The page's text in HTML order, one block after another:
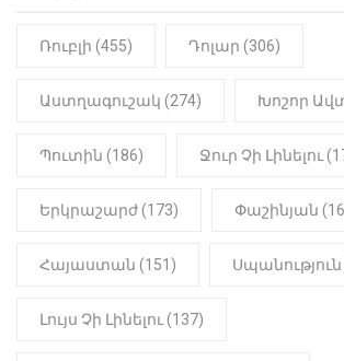
ԼՈՒՐԵՐ 19:15
կսահմանվի․ Հայտնի
օգտվելու դրանից
Ինչու է Վիվիեն
նկարահանումների
(Տեսանյութ)
Ռուբլի (455) Դոլար (306)
Աստղագուշակ (274) Խոշոր
Պուտին (186) Ջուր Չի Լինելու
Երկրաշարժ (173) Փաշինյան
Հայաստան (151) Սպանություն
Լույս Չի Լինելու (137)